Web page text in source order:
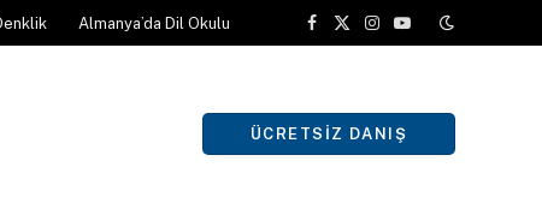
Almanya’da Dil Okulu
Facebook
X
Instagram
YouTube
ÜCRETSIZ DANIŞ